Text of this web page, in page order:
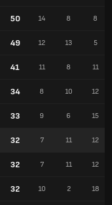
50 14 8 8
49 12 13 5
41 11 8 11
34 8 10 12
33 9 6 15
32 7 11 12
32 7 11 12
32 10 2 18